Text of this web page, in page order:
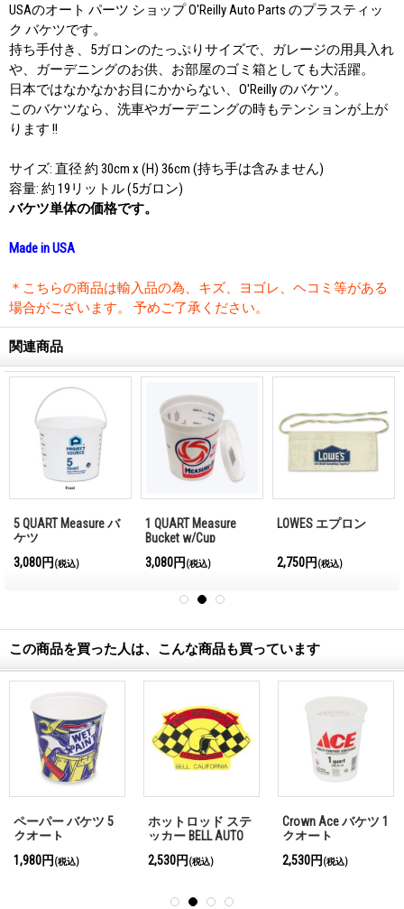
USAのオート パーツ ショップ O'Reilly Auto Parts のプラスティッ
ク バケツです。
持ち手付き、5ガロンのたっぷりサイズで、ガレージの用具入れ
や、ガーデニングのお供、お部屋のゴミ箱としても大活躍。
日本ではなかなかお目にかからない、O'Reilly のバケツ。
このバケツなら、洗車やガーデニングの時もテンションが上が
ります !!
サイズ: 直径 約 30cm x (H) 36cm (持ち手は含みません)
容量: 約 19リットル (5ガロン)
バケツ単体の価格です。
Made in USA
＊こちらの商品は輸入品の為、キズ、ヨゴレ、ヘコミ等がある
場合がございます。 予めご了承ください。
関連商品
5 QUART Measure バ
ケツ
3,080円 (税込)
1 QUART Measure
Bucket w/Cup
3,080円 (税込)
LOWES エプロン
2,750円 (税込)
この商品を買った人は、こんな商品も買っています
ペーパー バケツ 5
クオート
1,980円 (税込)
ホットロッド ステ
ッカー BELL AUTO
EQUIPMENT ステッ
2,530円 (税込)
Crown Ace バケツ 1
クオート
2,530円 (税込)